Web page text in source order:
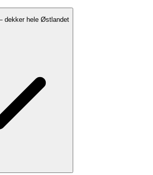
dekker hele Østlandet